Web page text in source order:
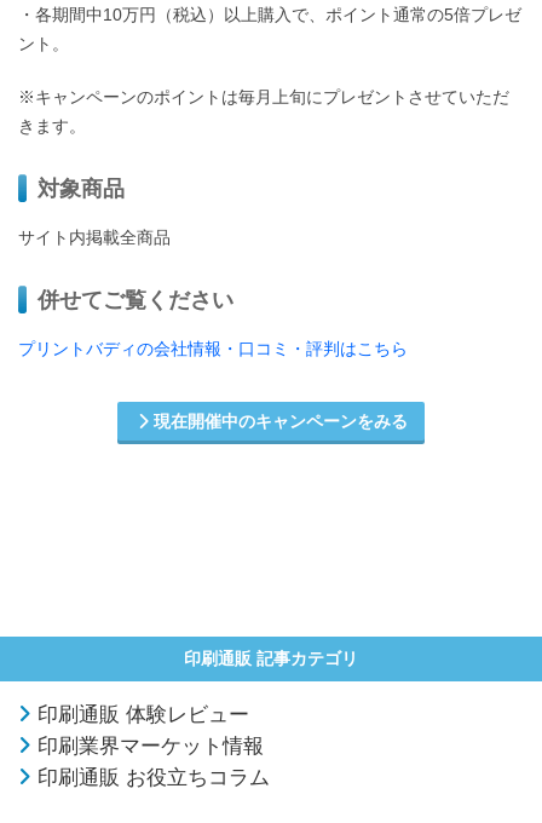
・各期間中10万円（税込）以上購入で、ポイント通常の5倍プレゼ
ント。
※キャンペーンのポイントは毎月上旬にプレゼントさせていただ
きます。
対象商品
サイト内掲載全商品
併せてご覧ください
プリントバディの会社情報・口コミ・評判はこちら
現在開催中のキャンペーンをみる
印刷通販 記事カテゴリ
印刷通販 体験レビュー
印刷業界マーケット情報
印刷通販 お役立ちコラム